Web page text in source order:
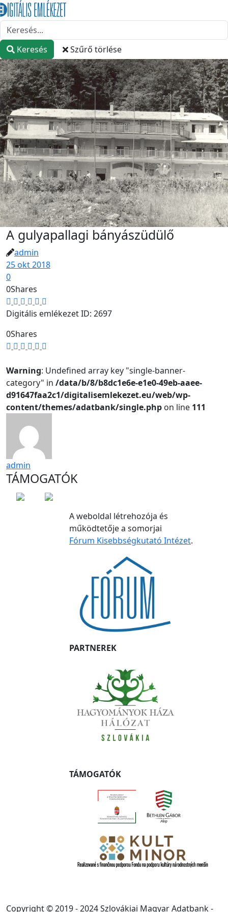
Keresés Szűrő törlése
A gulyapallagi bányászüdülő
admin
25 okt 2018
0
0Shares
Digitális emlékezet ID: 2697
0Shares
Warning: Undefined array key "single-banner-
category" in /data/b/8/b8dc1e6e-e1e0-49eb-aaee-
d91647faa2c1/digitalisemlekezet.eu/web/wp-
content/themes/adatbank/single.php on line 111
admin
TÁMOGATÓK
A weboldal létrehozója és
működtetője a somorjai
Fórum Kisebbségkutató Intézet.
PARTNEREK
TÁMOGATÓK
Copyright © 2019 - 2024 Szlovákiai Magyar Adatbank -